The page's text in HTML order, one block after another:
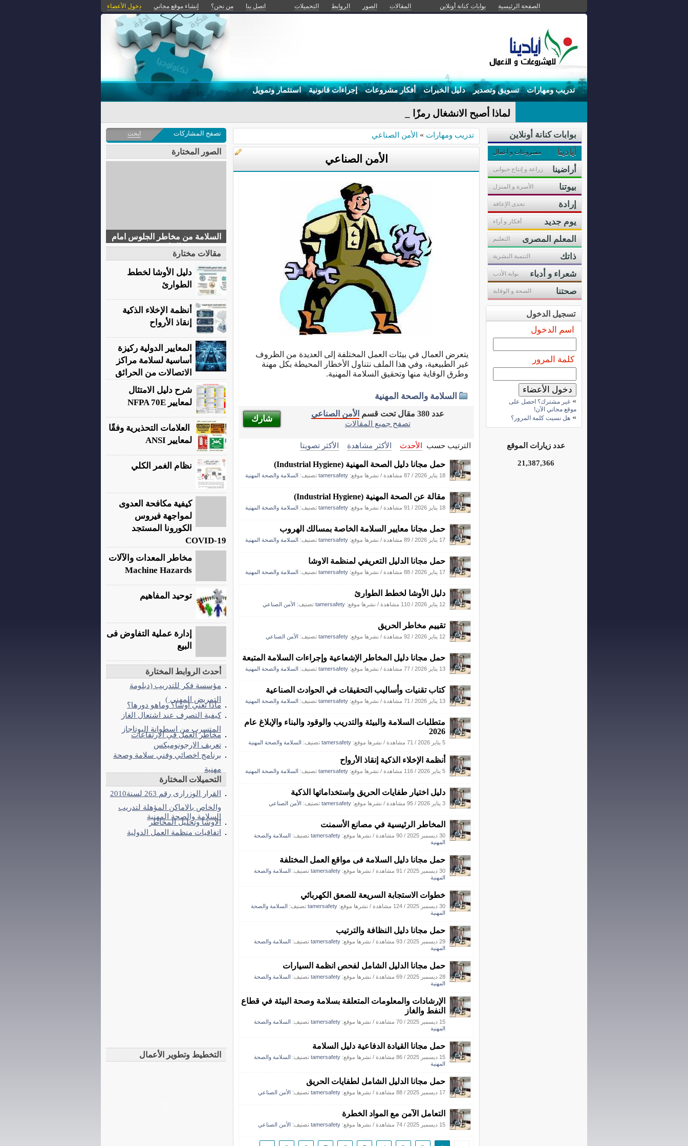
الصفحة الرئيسية بوابات كنانة أونلاين المقالات الصور الروابط التحميلات اتصل بنا من نحن؟ إنشاء موقع مجاني دخول الأعضاء
تدريب ومهارات تسويق وتصدير دليل الخبرات أفكار مشروعات إجراءات قانونية استثمار وتمويل
لماذا أصبح الانشغال رمزًا زائفًا للنجا_
تدريب ومهارات » الأمن الصناعي
الأمن الصناعي
يتعرض العمال في بيئات العمل المختلفة إلى العديدة من الظروف
غير الطبيعية، وفي هذا الملف نتناول الأخطار المحيطة بكل مهنة
وطرق الوقاية منها وتحقيق السلامة المهنية.
السلامة والصحة المهنية
شارك
عدد 380 مقال تحت قسم
الأمن الصناعي
تصفح جميع المقالات
الترتيب حسب الأحدث الأكثر مشاهدة الأكثر تصويتا
حمل مجانا دليل الصحة المهنية (Industrial Hygiene)
18 يناير 2026 / 87 مشاهدة / نشرها موقع: tamersafety تصنيف: السلامة والصحة المهنية
مقالة عن الصحة المهنية (Industrial Hygiene)
18 يناير 2026 / 91 مشاهدة / نشرها موقع: tamersafety تصنيف: السلامة والصحة المهنية
حمل مجانا معايير السلامة الخاصة بمسالك الهروب
17 يناير 2026 / 89 مشاهدة / نشرها موقع: tamersafety تصنيف: السلامة والصحة المهنية
حمل مجانا الدليل التعريفي لمنظمة الاوشا
17 يناير 2026 / 88 مشاهدة / نشرها موقع: tamersafety تصنيف: السلامة والصحة المهنية
دليل الأوشا لخطط الطوارئ
12 يناير 2026 / 110 مشاهدة / نشرها موقع: tamersafety تصنيف: الأمن الصناعي
تقييم مخاطر الحريق
12 يناير 2026 / 92 مشاهدة / نشرها موقع: tamersafety تصنيف: الأمن الصناعي
حمل مجانا دليل المخاطر الإشعاعية وإجراءات السلامة المتبعة
13 يناير 2026 / 77 مشاهدة / نشرها موقع: tamersafety تصنيف: السلامة والصحة المهنية
كتاب تقنيات وأساليب التحقيقات في الحوادث الصناعية
13 يناير 2026 / 71 مشاهدة / نشرها موقع: tamersafety تصنيف: السلامة والصحة المهنية
متطلبات السلامة والبيئة والتدريب والوقود والبناء والإبلاغ عام
2026
5 يناير 2026 / 71 مشاهدة / نشرها موقع: tamersafety تصنيف: السلامة والصحة المهنية
أنظمة الإخلاء الذكية إنقاذ الأرواح
5 يناير 2026 / 116 مشاهدة / نشرها موقع: tamersafety تصنيف: السلامة والصحة المهنية
دليل اختيار طفايات الحريق واستخداماتها الذكية
3 يناير 2026 / 95 مشاهدة / نشرها موقع: tamersafety تصنيف: الأمن الصناعي
المخاطر الرئيسية في مصانع الأسمنت
30 ديسمبر 2025 / 90 مشاهدة / نشرها موقع: tamersafety تصنيف: السلامة والصحة
المهنية
حمل مجانا دليل السلامة فى مواقع العمل المختلفة
30 ديسمبر 2025 / 91 مشاهدة / نشرها موقع: tamersafety تصنيف: السلامة والصحة
المهنية
خطوات الاستجابة السريعة للصعق الكهربائي
30 ديسمبر 2025 / 124 مشاهدة / نشرها موقع: tamersafety تصنيف: السلامة والصحة
المهنية
حمل مجانا دليل النظافة والترتيب
29 ديسمبر 2025 / 93 مشاهدة / نشرها موقع: tamersafety تصنيف: السلامة والصحة
المهنية
حمل مجانا الدليل الشامل لفحص انظمة السيارات
28 ديسمبر 2025 / 69 مشاهدة / نشرها موقع: tamersafety تصنيف: السلامة والصحة
المهنية
الإرشادات والمعلومات المتعلقة بسلامة وصحة البيئة في قطاع
النفط والغاز
15 ديسمبر 2025 / 70 مشاهدة / نشرها موقع: tamersafety تصنيف: السلامة والصحة
المهنية
حمل مجانا القيادة الدفاعية دليل السلامة
15 ديسمبر 2025 / 86 مشاهدة / نشرها موقع: tamersafety تصنيف: السلامة والصحة
المهنية
حمل مجانا الدليل الشامل لطفايات الحريق
17 ديسمبر 2025 / 88 مشاهدة / نشرها موقع: tamersafety تصنيف: الأمن الصناعي
التعامل الآمن مع المواد الخطرة
15 ديسمبر 2025 / 74 مشاهدة / نشرها موقع: tamersafety تصنيف: الأمن الصناعي
بوابات كنانة أونلاين
أيادينا
مشروعات و أعمال
أراضينا زراعة و إنتاج حيوانى
بيوتنا الأسرة و المنزل
إرادة تحدى الإعاقة
يوم جديد أفكار و آراء
المعلم المصرى التعليم
ذاتك التنمية البشرية
شعراء و أدباء بوابة الأدب
صحتنا الصحة و الوقاية
تسجيل الدخول
اسم الدخول
كلمة المرور
» غير مشترك؟ احصل على
موقع مجاني الآن!
» هل نسيت كلمة المرور؟
عدد زيارات الموقع
21,387,366
تصفح المشاركات ابحث
الصور المختارة
السلامة من مخاطر الجلوس امام
الحا سب
مقالات مختارة
دليل الأوشا لخطط
الطوارئ
أنظمة الإخلاء الذكية
إنقاذ الأرواح
المعايير الدولية ركيزة
أساسية لسلامة مراكز
الاتصالات من الحرائق
شرح دليل الامتثال
لمعايير NFPA 70E
العلامات التحذيرية وفقًا
لمعايير ANSI
نظام الغمر الكلي
كيفية مكافحة العدوى
لمواجهة فيروس
الكورونا المستجد
COVID-19
مخاطر المعدات والآلات
Machine Hazards
توحيد المفاهيم
إدارة عملية التفاوض فى
البيع
أحدث الروابط المختارة
مؤسسة فكر للتدريب (دبلومة
التمريض المهنى )
ماذا تعني أوشا؟ وماهو دورها؟
كيفية التصرف عند اشتعال الغاز
المتسرب من اسطوانة البوتاجاز
مخاطر العمل في الارتفاعات
تعريف الارجونوميكس
برنامج اخصائي وفني سلامة وصحة
التحميلات المختارة
القرار الوزرارى رقم 263 لسنة2010
والخاص بالاماكن المؤهلة لتدريب
السلامة والصحة المهنية
الاوشا وتحليل المخاطر
اتفاقيات منظمة العمل الدولية
التخطيط وتطوير الأعمال